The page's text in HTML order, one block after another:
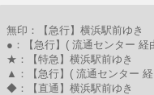
無印：【急行】横浜駅前ゆき
●：【急行】( 流通センター 経
★：【特急】横浜駅前ゆき
▲：【急行】( 流通センター
◆：【直通】横浜駅前ゆき